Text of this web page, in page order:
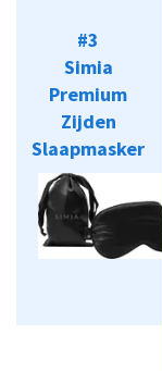
Simia
Premium
Zijden
Slaapmasker
#3
Simia
Premium
Zijden
Slaapmasker